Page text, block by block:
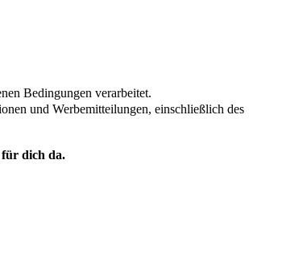
Bedingungen verarbeitet.
und Werbemitteilungen, einschließlich des
für dich da.